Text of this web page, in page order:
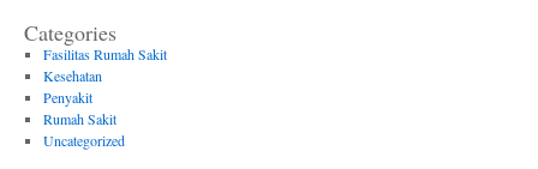
Categories
Fasilitas Rumah Sakit
Kesehatan
Penyakit
Rumah Sakit
Uncategorized